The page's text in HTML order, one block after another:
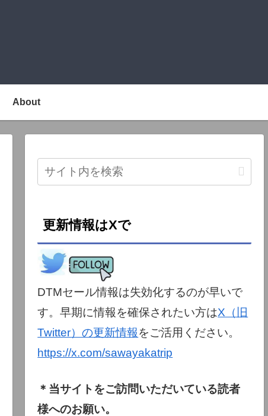
About
更新情報はXで
DTMセール情報は失効化するのが早いで
す。早期に情報を確保されたい方はX（旧
Twitter）の更新情報をご活用ください。
https://x.com/sawayakatrip
＊当サイトをご訪問いただいている読者
様へのお願い。